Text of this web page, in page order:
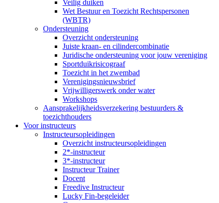
Veilig duiken
Wet Bestuur en Toezicht Rechtspersonen
(WBTR)
Ondersteuning
Overzicht ondersteuning
Juiste kraan- en cilindercombinatie
Juridische ondersteuning voor jouw vereniging
Sportduikrisicograaf
Toezicht in het zwembad
Verenigingsnieuwsbrief
Vrijwilligerswerk onder water
Workshops
Aansprakelijkheidsverzekering bestuurders &
toezichthouders
Voor instructeurs
Instructeursopleidingen
Overzicht instructeursopleidingen
2*-instructeur
3*-instructeur
Instructeur Trainer
Docent
Freedive Instructeur
Lucky Fin-begeleider